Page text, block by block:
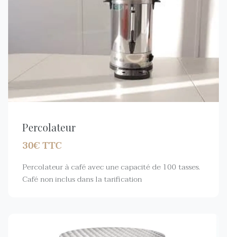
Percolateur
30€ TTC
Percolateur à café avec une capacité de 100 tasses.
Café non inclus dans la tarification